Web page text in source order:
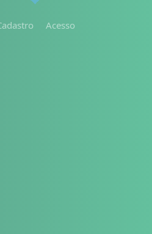
Acesso